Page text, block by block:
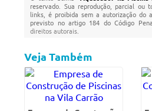
reservado. Sua reprodução, parcial ou
links, é proibida sem a autorização do
previsto no artigo 184 do Código
direitos autorais
Veja Também